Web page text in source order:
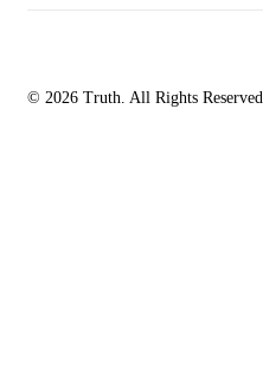
© 2026 Truth. All Rights Reserved.